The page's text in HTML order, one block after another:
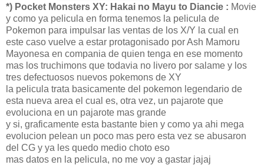
*) Pocket Monsters XY: Hakai no Mayu to Diancie : Movie
y como ya pelicula en forma tenemos la pelicula de
Pokemon para impulsar las ventas de los X/Y la cual en
este caso vuelve a estar protagonisado por Ash Mamoru
Mayonesa en compania de quien tenga en ese momento
mas los truchimons que todavia no livero por salame y los
tres defectuosos nuevos pokemons de XY
la pelicula trata basicamente del pokemon legendario de
esta nueva area el cual es, otra vez, un pajarote que
evoluciona en un pajarote mas grande
y si, graficamente esta bastante bien y como ya ahi mega
evolucion pelean un poco mas pero esta vez se abusaron
del CG y ya les quedo medio choto eso
mas datos en la pelicula, no me voy a gastar jajaj